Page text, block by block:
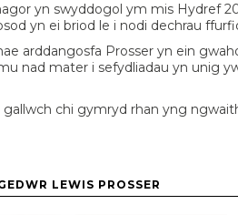
yn swyddogol ym mis Hydref
yn ei briod le i nodi dechrau
arddangosfa Prosser yn ein
nad mater i sefydliadau yn unig
chi gymryd rhan yng
LEWIS PROSSER